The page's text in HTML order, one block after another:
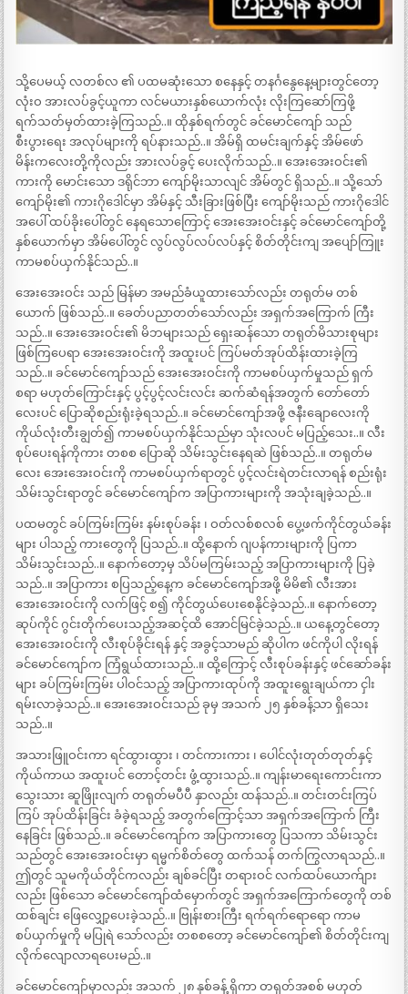
သို့ပေမယ့် လတစ်လ ၏ ပထမဆုံးသော စနေနှင့် တနင်္ဂနွေနေ့များတွင်တော့
လုံးဝ အားလပ်ခွင့်ယူကာ လင်မယားနှစ်ယောက်လုံး လိုးကြဆော်ကြဖို့
ရက်သတ်မှတ်ထားခဲ့ကြသည်..။ ထိုနှစ်ရက်တွင် ခင်မောင်ကျော် သည်
စီးပွားရေး အလုပ်များကို ရပ်နားသည်..။ အိမ်ရှိ ထမင်းချက်နှင့် အိမ်ဖော်
မိန်းကလေးတို့ကိုလည်း အားလပ်ခွင့် ပေးလိုက်သည်..။ အေးအေးဝင်း၏
ကားကို မောင်းသော ဒရိုင်ဘာ ကျော်မိုးသာလျင် အိမ်တွင် ရှိသည်..။ သို့သော်
ကျော်မိုး၏ ကားဂိုဒေါင်မှာ အိမ်နှင့် သီးခြားဖြစ်ပြီး ကျော်မိုးသည် ကားဂိုဒေါင်
အပေါ် ထပ်ခိုးပေါ်တွင် နေရသောကြောင့် အေးအေးဝင်းနှင့် ခင်မောင်ကျော်တို့
နှစ်ယောက်မှာ အိမ်ပေါ်တွင် လွပ်လွပ်လပ်လပ်နှင့် စိတ်တိုင်းကျ အပျော်ကြူး
ကာမစပ်ယှက်နိုင်သည်..။
အေးအေးဝင်း သည် မြန်မာ အမည်ခံယူထားသော်လည်း တရုတ်မ တစ်
ယောက် ဖြစ်သည်..။ ခေတ်ပညာတတ်သော်လည်း အရှက်အကြောက် ကြီး
သည်..။ အေးအေးဝင်း၏ မိဘများသည် ရှေးဆန်သော တရုတ်မိသားစုများ
ဖြစ်ကြပေရာ အေးအေးဝင်းကို အထူးပင် ကြပ်မတ်အုပ်ထိန်းထားခဲ့ကြ
သည်..။ ခင်မောင်ကျော်သည် အေးအေးဝင်းကို ကာမစပ်ယှက်မှုသည် ရှက်
စရာ မဟုတ်ကြောင်းနှင့် ပွင့်ပွင့်လင်းလင်း ဆက်ဆံရန်အတွက် တော်တော်
လေးပင် ပြောဆိုစည်းရုံးခဲ့ရသည်..။ ခင်မောင်ကျော်အဖို့ ဇနီးချောလေးကို
ကိုယ်လုံးတီးချွတ်၍ ကာမစပ်ယှက်နိုင်သည်မှာ သုံးလပင် မပြည့်သေး..။ လီး
စုပ်ပေးရန်ကိုကား တစစ ပြောဆို သိမ်းသွင်းနေရဆဲ ဖြစ်သည်..။ တရုတ်မ
လေး အေးအေးဝင်းကို ကာမစပ်ယှက်ရာတွင် ပွင့်လင်းရဲတင်းလာရန် စည်းရုံး
သိမ်းသွင်းရာတွင် ခင်မောင်ကျော်က အပြာကားများကို အသုံးချခဲ့သည်..။
ပထမတွင် ခပ်ကြမ်းကြမ်း နမ်းစုပ်ခန်း ၊ ဝတ်လစ်စလစ် ပွေ့ဖက်ကိုင်တွယ်ခန်း
များ ပါသည့် ကားတွေကို ပြသည်..။ ထို့နောက် ဂျပန်ကားများကို ပြကာ
သိမ်းသွင်းသည်..။ နောက်တော့မှ သိပ်မကြမ်းသည့် အပြာကားများကို ပြခဲ့
သည်..။ အပြာကား စပြသည့်နေ့က ခင်မောင်ကျော်အဖို့ မိမိ၏ လီးအား
အေးအေးဝင်းကို လက်ဖြင့် စ၍ ကိုင်တွယ်ပေးစေနိုင်ခဲ့သည်..။ နောက်တော့
ဆုပ်ကိုင် ဂွင်းတိုက်ပေးသည့်အဆင့်ထိ အောင်မြင်ခဲ့သည်..။ ယနေ့တွင်တော့
အေးအေးဝင်းကို လီးစုပ်ခိုင်းရန် နှင့် အခွင့်သာမည် ဆိုပါက ဖင်ကိုပါ လိုးရန်
ခင်မောင်ကျော်က ကြံရွယ်ထားသည်..။ ထို့ကြောင့် လီးစုပ်ခန်းနှင့် ဖင်ဆော်ခန်း
များ ခပ်ကြမ်းကြမ်း ပါဝင်သည့် အပြာကားထုပ်ကို အထူးရွေးချယ်ကာ ငှါး
ရမ်းလာခဲ့သည်..။ အေးအေးဝင်းသည် ခုမှ အသက် ၂၅ နှစ်ခန့်သာ ရှိသေး
သည်..။
အသားဖြူဝင်းကာ ရင်ထွားထွား ၊ တင်ကားကား ၊ ပေါင်လုံးတုတ်တုတ်နှင့်
ကိုယ်ကာယ အထူးပင် တောင့်တင်း ဖွံ့ထွားသည်..။ ကျန်းမာရေးကောင်းကာ
သွေးသား ဆူဖြိုးလျက် တရုတ်မပီပီ နှာလည်း ထန်သည်..။ တင်းတင်းကြပ်
ကြပ် အုပ်ထိန်းခြင်း ခံခဲ့ရသည့် အတွက်ကြောင့်သာ အရှက်အကြောက် ကြီး
နေခြင်း ဖြစ်သည်..။ ခင်မောင်ကျော်က အပြာကားတွေ ပြသကာ သိမ်းသွင်း
သည်တွင် အေးအေးဝင်းမှာ ရမ္မက်စိတ်တွေ ထက်သန် တက်ကြွလာရသည်..။
ဤတွင် သူမကိုယ်တိုင်ကလည်း ချစ်ခင်ပြီး တရားဝင် လက်ထပ်ယောက်ျား
လည်း ဖြစ်သော ခင်မောင်ကျော်ထံမှောက်တွင် အရှက်အကြောက်တွေကို တစ်
ထစ်ချင်း ဖြေလျှော့ပေးခဲ့သည်..။ ဗြုန်းစားကြီး ရက်ရက်ရောရော ကာမ
စပ်ယှက်မှုကို မပြုရဲ သော်လည်း တစစတော့ ခင်မောင်ကျော်၏ စိတ်တိုင်းကျ
လိုက်လျောလာရပေးမည်..။
ခင်မောင်ကျော်မှာလည်း အသက် ၂၈ နှစ်ခန့် ရှိကာ တရုတ်အစစ် မဟုတ်